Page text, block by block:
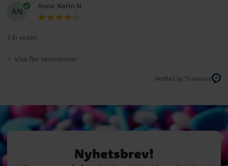
AN
Anna-Karin N
3 år sedan
Visa fler recensioner
Verified by Trustvoice
Nyhetsbrev!